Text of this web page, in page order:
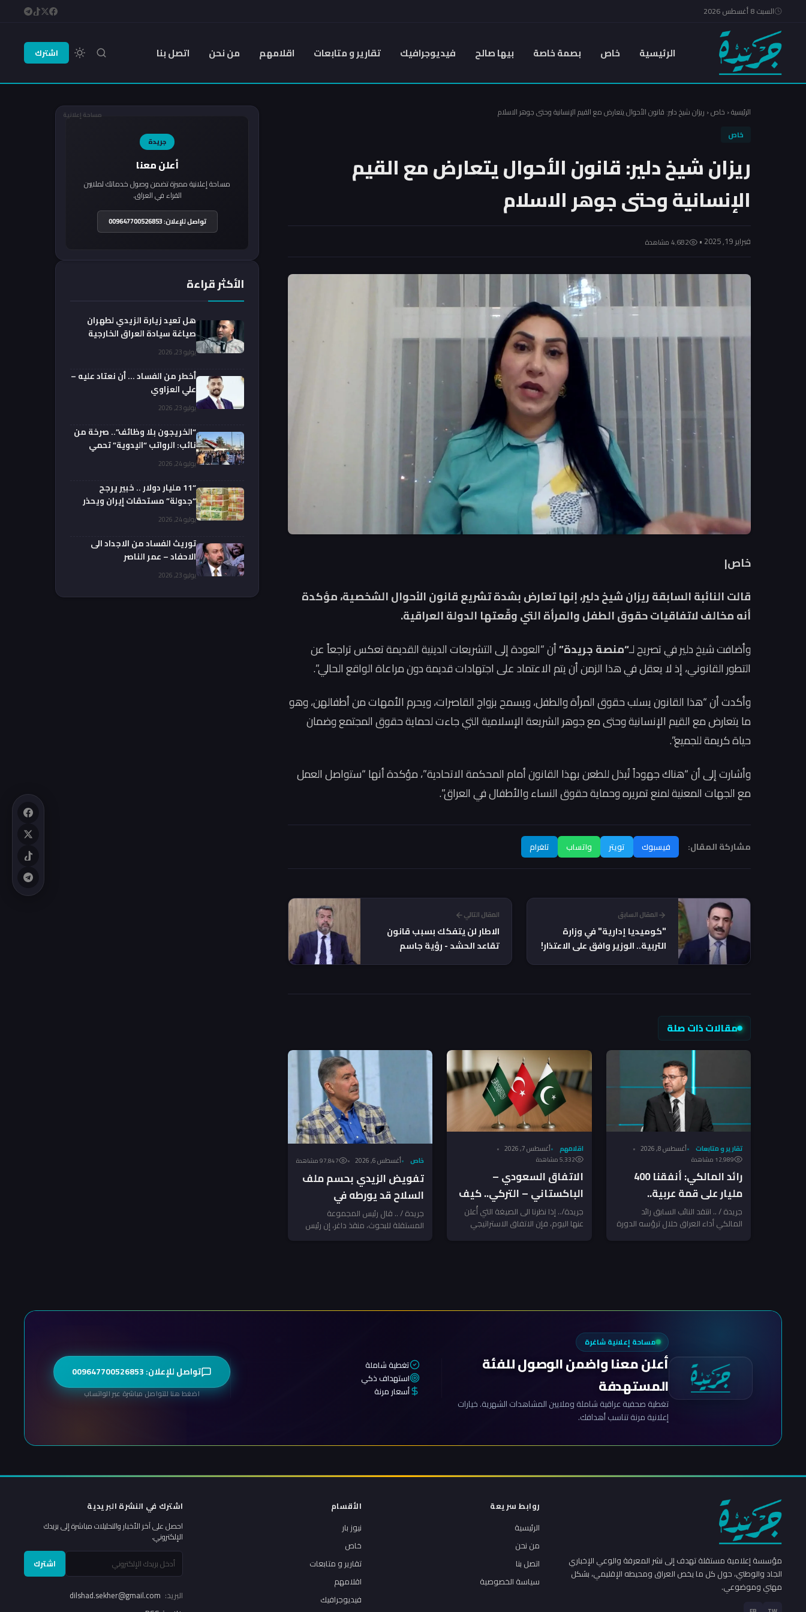
السبت 8 أغسطس 2026
الرئيسية خاص بصمة خاصة بيها صالح فيديوجرافيك تقارير و متابعات اقلامهم من نحن اتصل بنا اشترك
الرئيسية‹ خاص‹ ريزان شيخ دلير: قانون الأحوال يتعارض مع القيم الإنسانية وحتى جوهر الاسلام
خاص
ريزان شيخ دلير: قانون الأحوال يتعارض مع القيم
الإنسانية وحتى جوهر الاسلام
فبراير 19, 2025 • 4٬682 مشاهدة
خاص|
قالت النائبة السابقة ريزان شيخ دلير، إنها تعارض بشدة تشريع قانون الأحوال الشخصية، مؤكدة
أنه مخالف لاتفاقيات حقوق الطفل والمرأة التي وقّعتها الدولة العراقية.
وأضافت شيخ دلير في تصريح لـ“منصة جريدة”أن “العودة إلى التشريعات الدينية القديمة تعكس تراجعاً عن
التطور القانوني، إذ لا يعقل في هذا الزمن أن يتم الاعتماد على اجتهادات قديمة دون مراعاة الواقع الحالي”.
وأكدت أن “هذا القانون يسلب حقوق المرأة والطفل، ويسمح بزواج القاصرات، ويحرم الأمهات من أطفالهن، وهو
ما يتعارض مع القيم الإنسانية وحتى مع جوهر الشريعة الإسلامية التي جاءت لحماية حقوق المجتمع وضمان
حياة كريمة للجميع”.
وأشارت إلى أن “هناك جهوداً تُبذل للطعن بهذا القانون أمام المحكمة الاتحادية”، مؤكدة أنها “ستواصل العمل
مع الجهات المعنية لمنع تمريره وحماية حقوق النساء والأطفال في العراق”.
مشاركة المقال: فيسبوك تويتر واتساب تلغرام
المقال السابق
"كوميديا إدارية" في وزارة
التربية.. الوزير وافق على الاعتذار!
المقال التالي
الاطار لن يتفكك بسبب قانون
تقاعد الحشد - رؤية جاسم
مقالات ذات صلة
تقارير و متابعات أغسطس 8, 2026
12٬989 مشاهدة
رائد المالكي: أنفقنا 400
مليار على قمة عربية..
وانتهينا ببيانات ضد العراق!
جريدة / .. انتقد النائب السابق رائد
المالكي أداء العراق خلال ترؤسه الدورة
اقلامهم أغسطس 7, 2026
5٬332 مشاهدة
الاتفاق السعودي –
الباكستاني – التركي.. كيف
نقرأه؟
جريدة/.. إذا نظرنا الى الصيغة التي أُعلن
عنها اليوم، فإن الاتفاق الاستراتيجي
خاص أغسطس 6, 2026 97٬847 مشاهدة
تفويض الزيدي بحسم ملف
السلاح قد يورطه في
مواجهة مع الفصائل
المرتبطة بإيران ـ منقذ داغر
جريدة / .. قال رئيس المجموعة
المستقلة للبحوث، منقذ داغر، إن رئيس
مساحة إعلانية
جريدة
أعلن معنا
مساحة إعلانية مميزة تضمن وصول خدماتك لملايين
القراء في العراق.
تواصل للإعلان: 009647700526853
الأكثر قراءة
هل تعيد زيارة الزيدي لطهران
صياغة سيادة العراق الخارجية
فعليا؟.. باحث يوضحيوليو 23, 2026
أخطر من الفساد … أن نعتاد عليه –
علي العزاوي
يوليو 23, 2026
“الخريجون بلا وظائف”.. صرخة من
نائب: الرواتب “اليدوية” تحمي
الفضائيين!يوليو 24, 2026
“11 مليار دولار .. خبير يرجح
“جدولة” مستحقات إيران ويحذر
من السداد الفورييوليو 24, 2026
توريث الفساد من الاجداد الى
الاحفاد – عمر الناصر
يوليو 23, 2026
مساحة إعلانية شاغرة
أعلن معنا واضمن الوصول للفئة
المستهدفة
تغطية صحفية عراقية شاملة وملايين المشاهدات الشهرية. خيارات
إعلانية مرنة تناسب أهدافك.
تغطية شاملة
استهداف ذكي
أسعار مرنة
تواصل للإعلان: 009647700526853
اضغط هنا للتواصل مباشرة عبر الواتساب
مؤسسة إعلامية مستقلة تهدف إلى نشر المعرفة والوعي الإخباري
الجاد والوطني، حول كل ما يخص العراق ومحيطه الإقليمي، بشكل
مهني وموضوعي.
روابط سريعة
الرئيسية
من نحن
اتصل بنا
سياسة الخصوصية
الأقسام
نيوز بار
خاص
تقارير و متابعات
اقلامهم
فيديوجرافيك
اشترك في النشرة البريدية
احصل على آخر الأخبار والتحليلات مباشرة إلى بريدك
الإلكتروني.
اشترك
البريد: